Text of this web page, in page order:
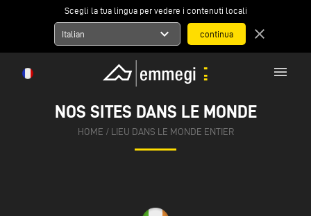
Scegli la tua lingua per vedere i contenuti locali
Italian expand_more close
menu
NOS SITES DANS LE MONDE
HOME / LIEU DANS LE MONDE ENTIER